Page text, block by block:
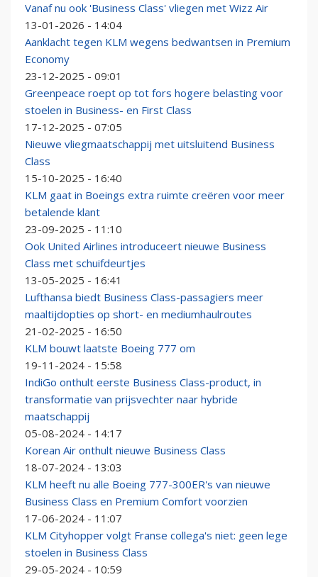
Vanaf nu ook 'Business Class' vliegen met Wizz Air
13-01-2026 - 14:04
Aanklacht tegen KLM wegens bedwantsen in Premium
Economy
23-12-2025 - 09:01
Greenpeace roept op tot fors hogere belasting voor
stoelen in Business- en First Class
17-12-2025 - 07:05
Nieuwe vliegmaatschappij met uitsluitend Business
Class
15-10-2025 - 16:40
KLM gaat in Boeings extra ruimte creëren voor meer
betalende klant
23-09-2025 - 11:10
Ook United Airlines introduceert nieuwe Business
Class met schuifdeurtjes
13-05-2025 - 16:41
Lufthansa biedt Business Class-passagiers meer
maaltijdopties op short- en mediumhaulroutes
21-02-2025 - 16:50
KLM bouwt laatste Boeing 777 om
19-11-2024 - 15:58
IndiGo onthult eerste Business Class-product, in
transformatie van prijsvechter naar hybride
maatschappij
05-08-2024 - 14:17
Korean Air onthult nieuwe Business Class
18-07-2024 - 13:03
KLM heeft nu alle Boeing 777-300ER's van nieuwe
Business Class en Premium Comfort voorzien
17-06-2024 - 11:07
KLM Cityhopper volgt Franse collega's niet: geen lege
stoelen in Business Class
29-05-2024 - 10:59